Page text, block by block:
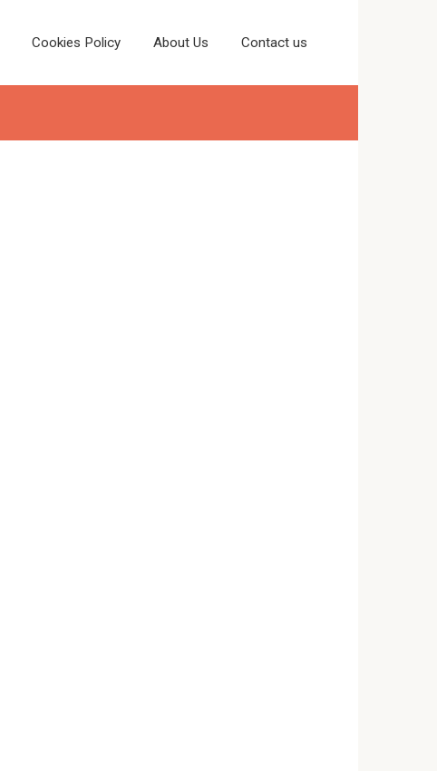
Cookies Policy About Us Contact us